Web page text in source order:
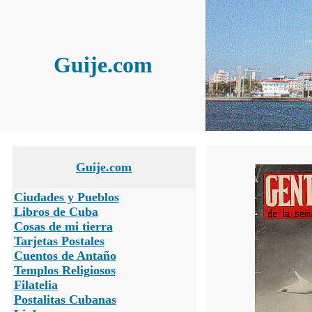
Guije.com
Guije.com
Ciudades y Pueblos
Libros de Cuba
Cosas de mi tierra
Tarjetas Postales
Cuentos de Antaño
Templos Religiosos
Filatelia
Postalitas Cubanas